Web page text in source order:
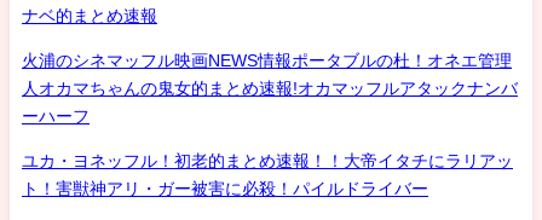
ナベ的まとめ速報
火浦のシネマッフル映画NEWS情報ポータブルの杜！オネエ管理
人オカマちゃんの鬼女的まとめ速報!オカマッフルアタックナンバ
ーハーフ
ユカ・ヨネッフル！初老的まとめ速報！！大帝イタチにラリアッ
ト！害獣神アリ・ガー被害に必殺！パイルドライバー